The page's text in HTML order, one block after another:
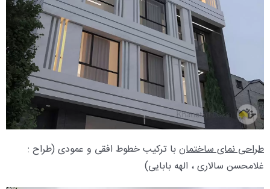
طراحی نمای ساختمانبا ترکیب خطوط افقی و عمودی (طراح :
غلامحسن سالاری ، الهه بابایی)